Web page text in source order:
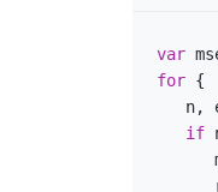
var
for {
if